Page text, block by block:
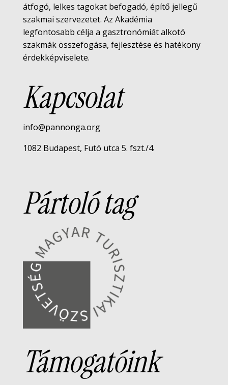
átfogó, lelkes tagokat befogadó, építő jellegű
szakmai szervezetet. Az Akadémia
legfontosabb célja a gasztronómiát alkotó
szakmák összefogása, fejlesztése és hatékony
érdekképviselete.
Kapcsolat
info@pannonga.org
1082 Budapest, Futó utca 5. fszt./4.
Pártoló tag
Támogatóink